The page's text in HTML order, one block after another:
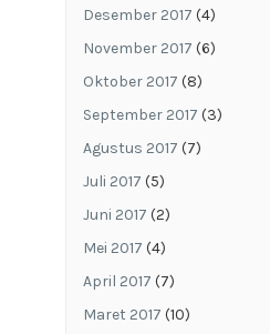
Desember 2017 (4)
November 2017 (6)
Oktober 2017 (8)
September 2017 (3)
Agustus 2017 (7)
Juli 2017 (5)
Juni 2017 (2)
Mei 2017 (4)
April 2017 (7)
Maret 2017 (10)